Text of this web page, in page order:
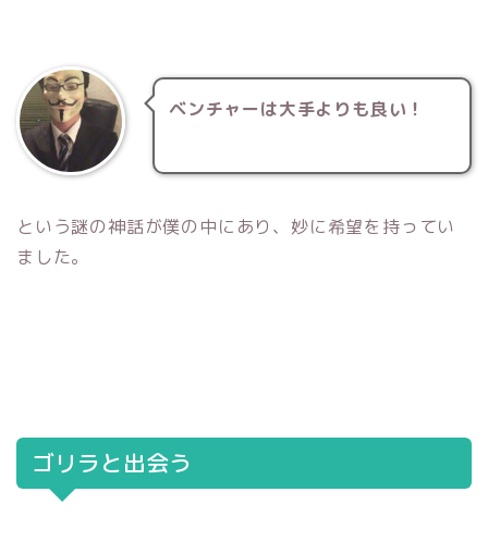
ベンチャーは大手よりも良い！
という謎の神話が僕の中にあり、妙に希望を持ってい
ました。
ゴリラと出会う